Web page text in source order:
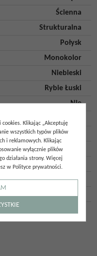
Ścienna
Strukturalna
Połysk
Monokolor
Niebieski
Rybie Łuski
Nie
Gat. 1
Klikając „Akceptuję
wszystkich typów plików
i reklamowych. Klikając
wyłącznie plików
działania strony. Więcej
w Polityce prywatności.